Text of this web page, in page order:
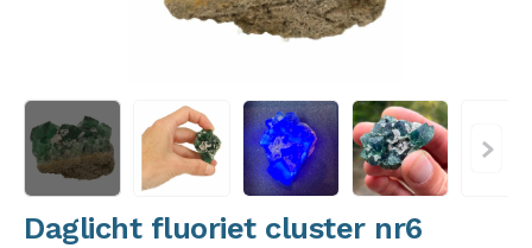
Daglicht fluoriet cluster nr6